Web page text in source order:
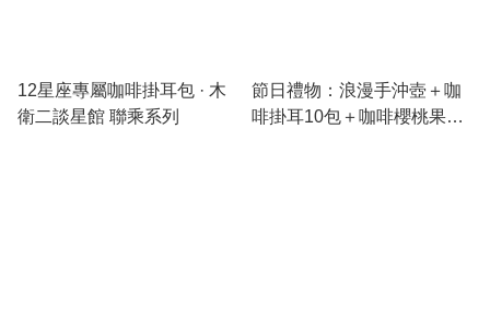
12星座專屬咖啡掛耳包 · 木
衛二談星館 聯乘系列
節日禮物：浪漫手沖壺＋咖
啡掛耳10包＋咖啡櫻桃果皮